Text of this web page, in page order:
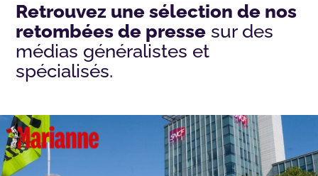
Formations
Nos applications et outils
Qui sommes-nous
Retrouvez une sélection de nos
retombées de presse sur des
médias généralistes et
spécialisés.